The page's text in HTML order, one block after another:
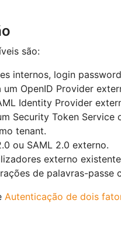
são:
internos, login
um OpenID Provider
Identity Provider
Security Token
tenant.
ou SAML 2.0 externo.
externo
de palavras-passe
Autenticação de dois